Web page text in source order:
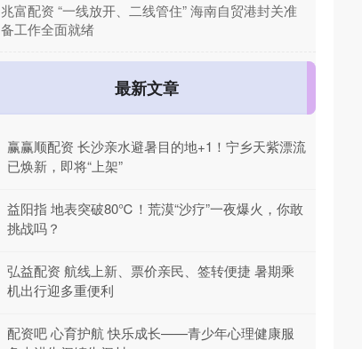
​兆富配资 “一线放开、二线管住” 海南自贸港封关准
备工作全面就绪
最新文章
赢赢顺配资 长沙亲水避暑目的地+1！宁乡天紫漂流
已焕新，即将“上架”
益阳指 地表突破80℃！荒漠“沙疗”一夜爆火，你敢
挑战吗？
弘益配资 航线上新、票价亲民、签转便捷 暑期乘
机出行迎多重便利
配资吧 心育护航 快乐成长——青少年心理健康服